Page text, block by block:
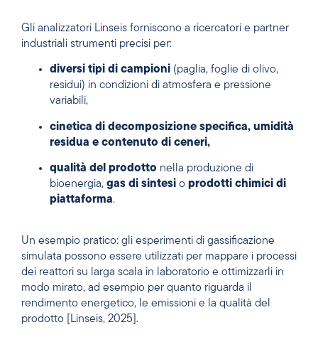
Gli analizzatori Linseis forniscono a ricercatori e partner
industriali strumenti precisi per:
diversi tipi di campioni (paglia, foglie di olivo,
residui) in condizioni di atmosfera e pressione
variabili,
cinetica di decomposizione specifica, umidità
residua e contenuto di ceneri,
qualità del prodotto nella produzione di
bioenergia, gas di sintesi o prodotti chimici di
piattaforma.
Un esempio pratico: gli esperimenti di gassificazione
simulata possono essere utilizzati per mappare i processi
dei reattori su larga scala in laboratorio e ottimizzarli in
modo mirato, ad esempio per quanto riguarda il
rendimento energetico, le emissioni e la qualità del
prodotto [Linseis, 2025].